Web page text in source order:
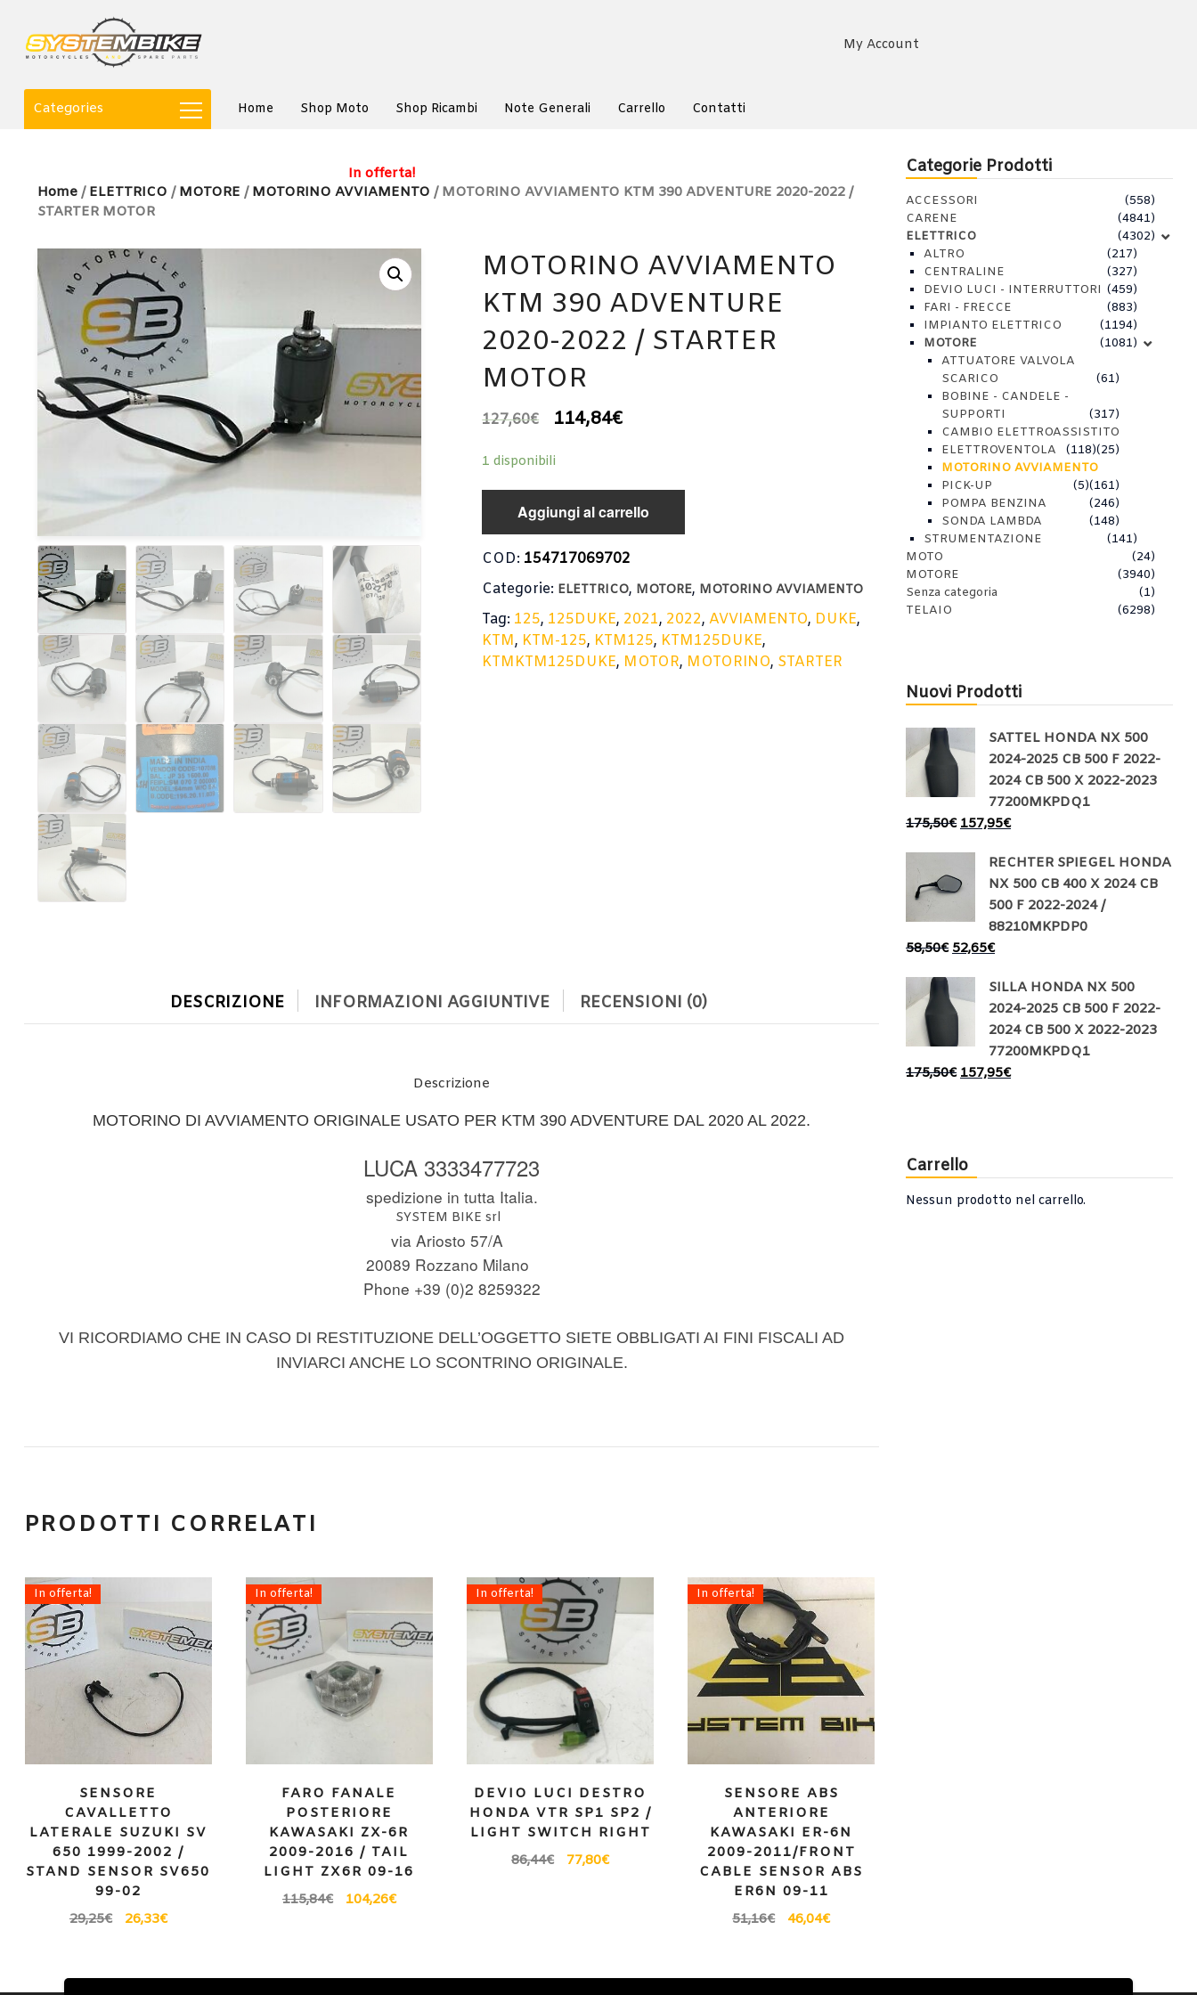
My Account
Categories Home Shop Moto Shop Ricambi Note Generali Carrello Contatti
Home / ELETTRICO / MOTORE / MOTORINO AVVIAMENTO / MOTORINO AVVIAMENTO KTM 390 ADVENTURE 2020-2022 /
STARTER MOTOR
In offerta!
MOTORINO AVVIAMENTO
KTM 390 ADVENTURE
2020-2022 / STARTER
MOTOR
127,60€ 114,84€
1 disponibili
Aggiungi al carrello
COD: 154717069702
Categorie: ELETTRICO, MOTORE, MOTORINO AVVIAMENTO
Tag: 125, 125DUKE, 2021, 2022,AVVIAMENTO, DUKE,
KTM, KTM-125, KTM125, KTM125DUKE,
KTMKTM125DUKE, MOTOR, MOTORINO, STARTER
DESCRIZIONE INFORMAZIONI AGGIUNTIVE RECENSIONI (0)
Descrizione
MOTORINO DI AVVIAMENTO ORIGINALE USATO PER KTM 390 ADVENTURE DAL 2020 AL 2022.
LUCA 3333477723
spedizione in tutta Italia.
SYSTEM BIKE srl
via Ariosto 57/A
20089 Rozzano Milano
Phone +39 (0)2 8259322
VI RICORDIAMO CHE IN CASO DI RESTITUZIONE DELL’OGGETTO SIETE OBBLIGATI AI FINI FISCALI AD
INVIARCI ANCHE LO SCONTRINO ORIGINALE.
PRODOTTI CORRELATI
In offerta!
SENSORE
CAVALLETTO
LATERALE SUZUKI SV
650 1999-2002 /
STAND SENSOR SV650
99-02
29,25€ 26,33€
In offerta!
FARO FANALE
POSTERIORE
KAWASAKI ZX-6R
2009-2016 / TAIL
LIGHT ZX6R 09-16
115,84€ 104,26€
In offerta!
DEVIO LUCI DESTRO
HONDA VTR SP1 SP2 /
LIGHT SWITCH RIGHT
86,44€ 77,80€
In offerta!
SENSORE ABS
ANTERIORE
KAWASAKI ER-6N
2009-2011/FRONT
CABLE SENSOR ABS
ER6N 09-11
51,16€ 46,04€
Categorie Prodotti
ACCESSORI
(558)
CARENE
(4841)
ELETTRICO
(4302)
ALTRO
(217)
CENTRALINE
(327)
DEVIO LUCI - INTERRUTTORI (459)
FARI - FRECCE
(883)
IMPIANTO ELETTRICO
(1194)
MOTORE
(1081)
ATTUATORE VALVOLA
SCARICO
(61)
BOBINE - CANDELE -
SUPPORTI
(317)
CAMBIO ELETTROASSISTITO
(25)
ELETTROVENTOLA
(118)
MOTORINO AVVIAMENTO
(161)
PICK-UP
(5)
POMPA BENZINA
(246)
SONDA LAMBDA
(148)
STRUMENTAZIONE
(141)
MOTO
(24)
MOTORE
(3940)
Senza categoria
(1)
TELAIO
(6298)
Nuovi Prodotti
SATTEL HONDA NX 500
2024-2025 CB 500 F 2022-
2024 CB 500 X 2022-2023
77200MKPDQ1
175,50€ 157,95€
RECHTER SPIEGEL HONDA
NX 500 CB 400 X 2024 CB
500 F 2022-2024 /
88210MKPDP0
58,50€ 52,65€
SILLA HONDA NX 500
2024-2025 CB 500 F 2022-
2024 CB 500 X 2022-2023
77200MKPDQ1
175,50€ 157,95€
Carrello
Nessun prodotto nel carrello.